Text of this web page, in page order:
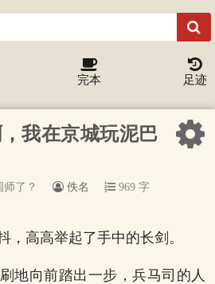
完本 足迹
我在京城玩泥巴
了？ 佚名
969 字
，高高举起了手中的长剑。
地向前踏出一步，兵马司的人